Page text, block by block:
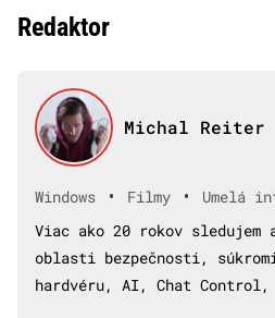
Redaktor
Michal Reiter
Windows • Filmy •
Umelá
Viac ako 20 rokov sledujem
oblasti bezpečnosti,
hardvéru, AI, Chat